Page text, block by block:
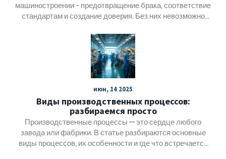
машиностроении - предотвращение брака, соответствие
стандартам и создание доверия. Без них невозможно
июн, 14 2025
Виды производственных процессов:
разбираемся просто
Производственные процессы — это сердце любого
завода или фабрики. В статье разбираются основные
виды процессов, их особенности и где что встречается